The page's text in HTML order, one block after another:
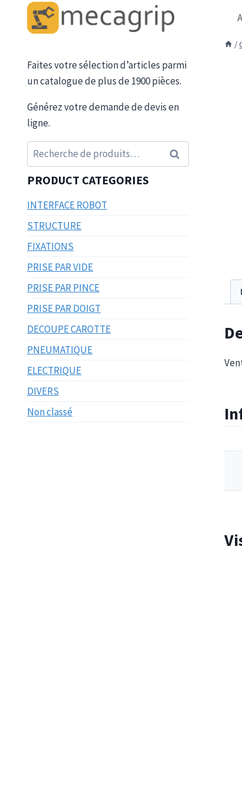
/
Faites votre sélection d’articles parmi
un catalogue de plus de 1900 pièces.
Générez votre demande de devis en
ligne.
Recherche
pour :
Recherche
PRODUCT CATEGORIES
INTERFACE ROBOT
STRUCTURE
FIXATIONS
PRISE PAR VIDE
PRISE PAR PINCE
PRISE PAR DOIGT
DECOUPE CAROTTE
PNEUMATIQUE
ELECTRIQUE
DIVERS
Non classé